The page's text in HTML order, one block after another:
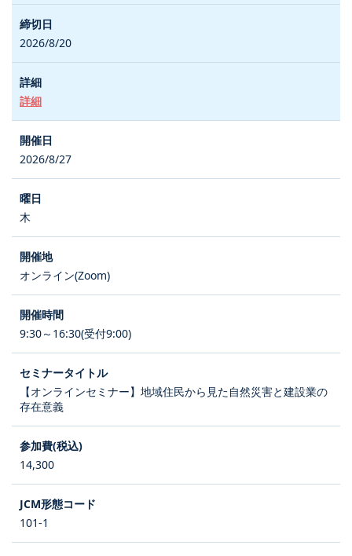
2026/8/20
詳細
2026/8/27
木
オンライン(Zoom)
9:30～16:30(受付9:00)
【オンラインセミナー】地域住民から見た自然災害と建設業の
存在意義
14,300
101-1